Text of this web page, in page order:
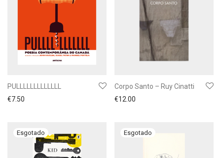
PULLLLLLLLLLLLL
€7.50
Corpo Santo – Ruy Cinatti
€12.00